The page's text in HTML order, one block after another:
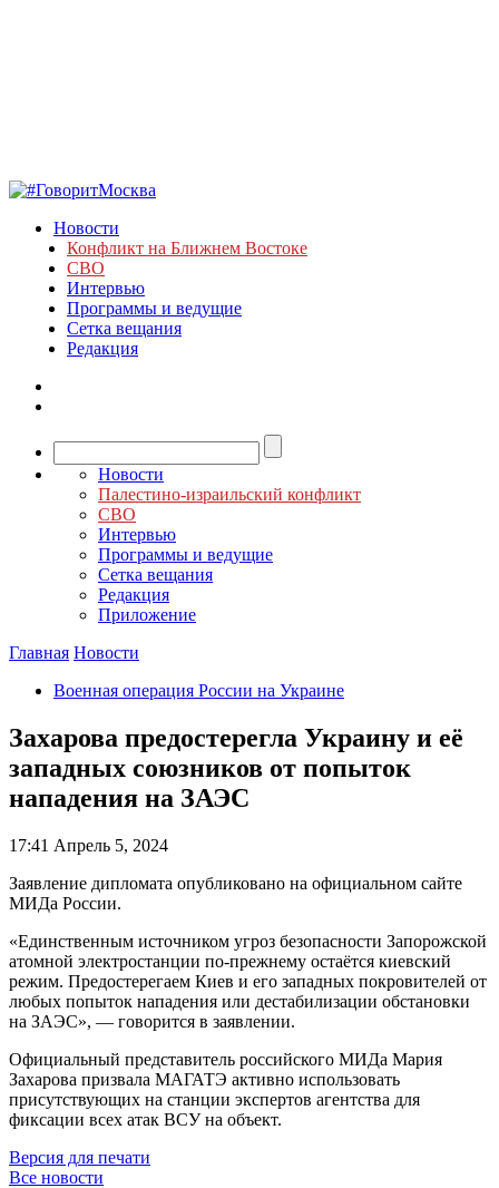
Новости
Конфликт на Ближнем Востоке
СВО
Интервью
Программы и ведущие
Сетка вещания
Редакция
Новости
Палестино-израильский конфликт
СВО
Интервью
Программы и ведущие
Сетка вещания
Редакция
Приложение
Главная Новости
Военная операция России на Украине
Захарова предостерегла Украину и её
западных союзников от попыток
нападения на ЗАЭС
17:41 Апрель 5, 2024
Заявление дипломата опубликовано на официальном сайте
МИДа России.
«Единственным источником угроз безопасности Запорожской
атомной электростанции по-прежнему остаётся киевский
режим. Предостерегаем Киев и его западных покровителей от
любых попыток нападения или дестабилизации обстановки
на ЗАЭС», — говорится в заявлении.
Официальный представитель российского МИДа Мария
Захарова призвала МАГАТЭ активно использовать
присутствующих на станции экспертов агентства для
фиксации всех атак ВСУ на объект.
Версия для печати
Все новости